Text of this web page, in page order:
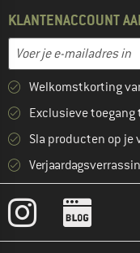
KLANTENACCOUNT
E-mailadres
Vul je e-mailadres hier
Welkomstkorting
Exclusieve
Sla producten op je